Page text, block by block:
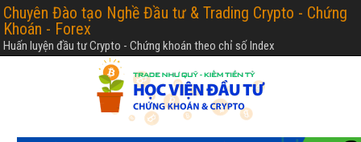
Chuyên Đào tạo Nghề Đầu tư & Trading Crypto - Chứng
Khoán - Forex
Huấn luyện đầu tư Crypto - Chứng khoán theo chỉ số Index